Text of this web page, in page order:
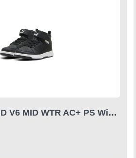
Puma REBOUND V6 MID WTR AC+ PS Winterboots Winterschuhe, Sneakerboots, gefüttert